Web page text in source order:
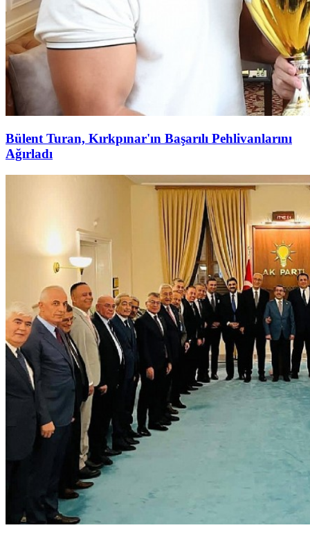
Bülent Turan, Kırkpınar'ın Başarılı Pehlivanlarını
Ağırladı